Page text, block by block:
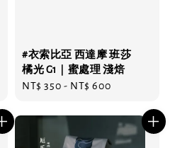
#衣索比亞 西達摩 班莎
橘光 G1｜蜜處理 淺焙
Regular
NT$ 350 - NT$ 600